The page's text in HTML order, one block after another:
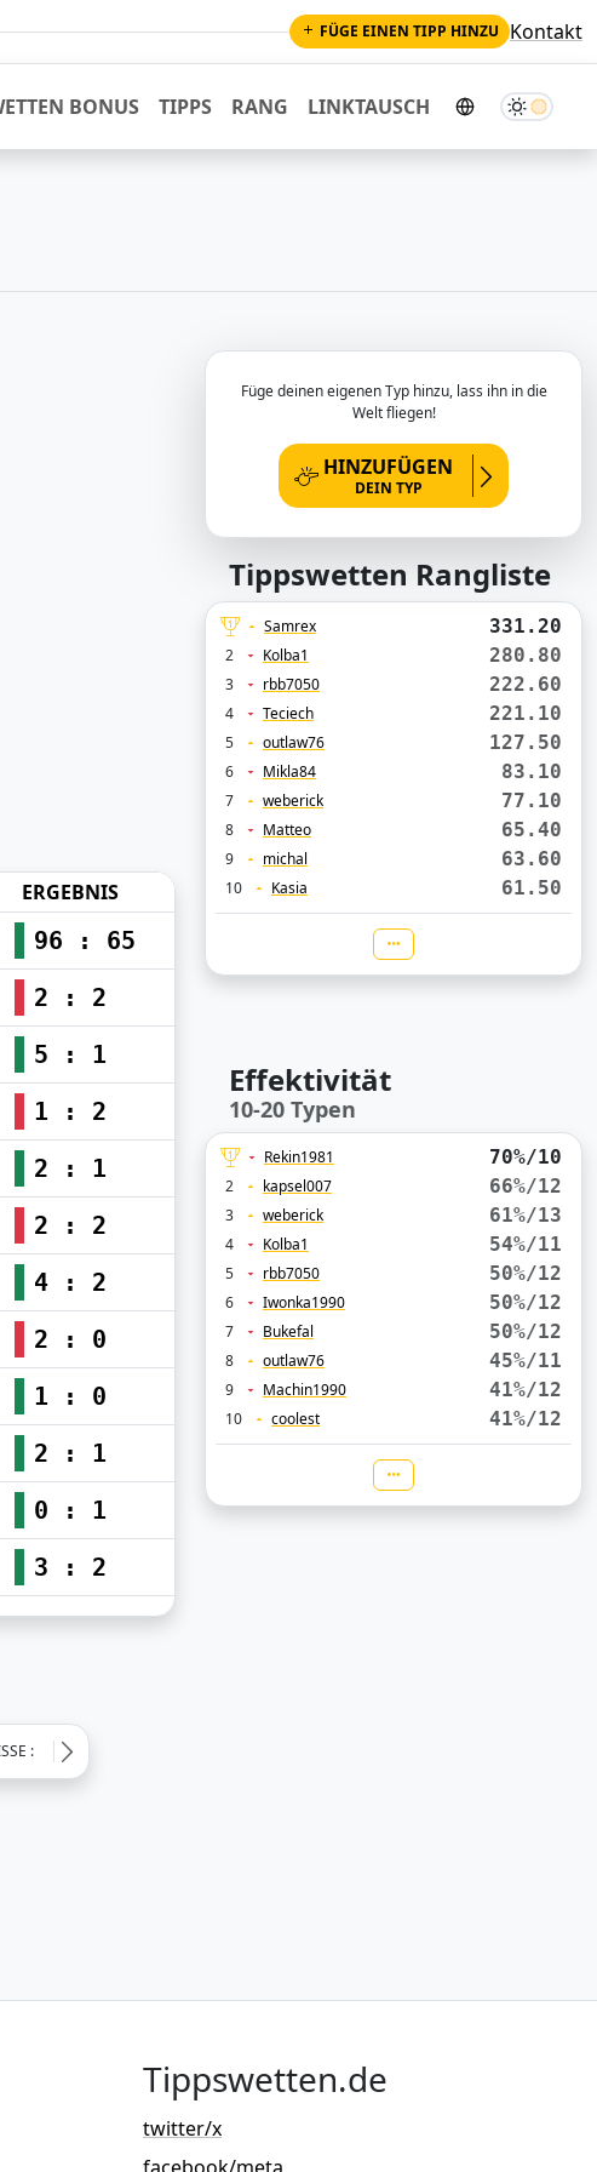
FÜGE EINEN TIPP HINZU Kontakt
BONUS TIPPS RANG LINKTAUSCH Dunkler
ERGEBNIS
96 : 65
2 : 2
5 : 1
1 : 2
2 : 1
2 : 2
4 : 2
2 : 0
1 : 0
2 : 1
0 : 1
3 : 2
:
Füge deinen eigenen Typ hinzu, lass ihn in die
Welt fliegen!
HINZUFÜGEN
DEIN TYP
Tippswetten Rangliste
Samrex 331.20
2 Kolba1 280.80
3 rbb7050 222.60
4 Teciech 221.10
5 outlaw76 127.50
6 Mikla84 83.10
7 weberick 77.10
8 Matteo 65.40
9 michal 63.60
10 Kasia 61.50
Effektivität
10-20 Typen
Rekin1981 70%/10
2 kapsel007 66%/12
3 weberick 61%/13
4 Kolba1 54%/11
5 rbb7050 50%/12
6 Iwonka1990 50%/12
7 Bukefal 50%/12
8 outlaw76 45%/11
9 Machin1990 41%/12
10 coolest 41%/12
Tippswetten.de
twitter/x